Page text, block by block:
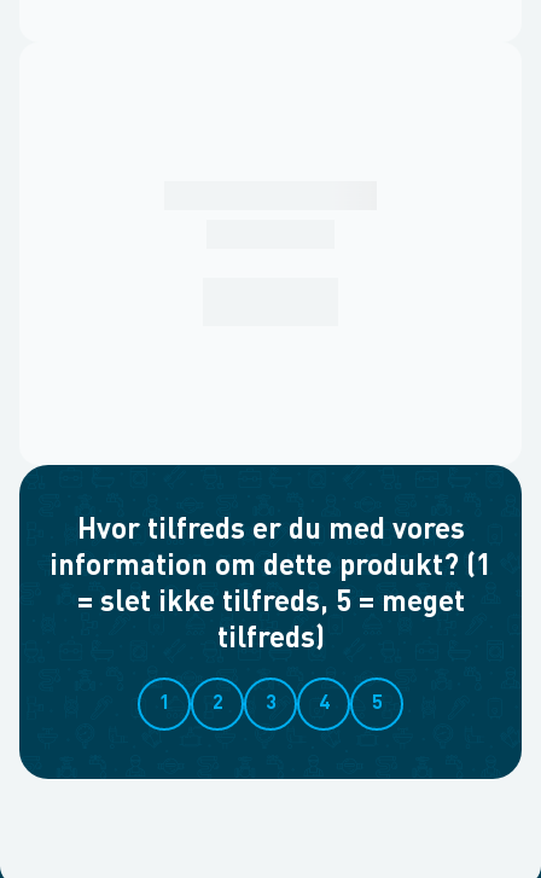
Hvor tilfreds er du med vores
information om dette produkt? (1
= slet ikke tilfreds, 5 = meget
tilfreds)
1 2 3 4 5